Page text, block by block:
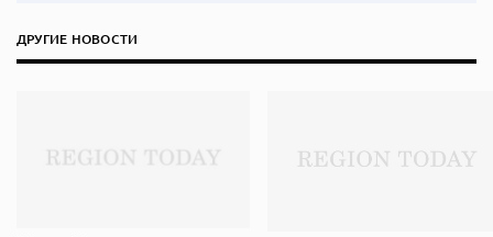
ДРУГИЕ НОВОСТИ